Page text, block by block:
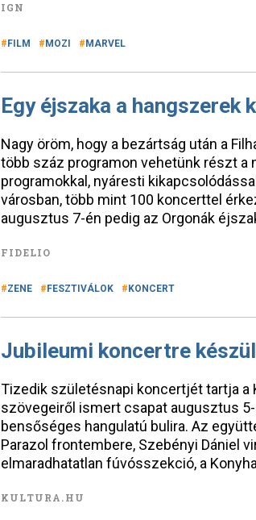
IGN
FILM MOZI MARVEL
Egy éjszaka a hangszerek
Nagy öröm, hogy a bezártság után a
több száz programon vehetünk részt
programokkal, nyáresti
városban, több mint 100 koncerttel
augusztus 7-én pedig az Orgonák
FIDELIO
ZENE FESZTIVÁLOK KONCERT
Jubileumi koncertre
Tizedik születésnapi koncertjét tartja a
szövegeiről ismert csapat augusztus
bensőséges hangulatú bulira. Az
Parazol frontembere, Szebényi Dániel
elmaradhatatlan fúvósszekció, a
KULTURA.HU